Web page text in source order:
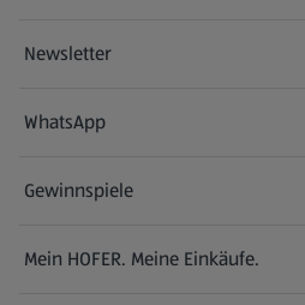
Newsletter
WhatsApp
Gewinnspiele
Mein HOFER. Meine Einkäufe.